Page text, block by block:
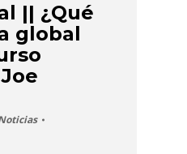
|| ¿Qué
global